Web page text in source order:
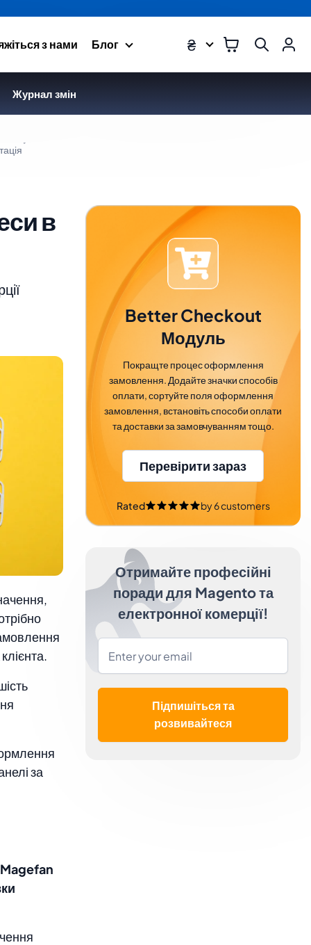
з нами Блог ₴
Журнал змін
в
за
Better Checkout
Модуль
Покращте процес оформлення
замовлення. Додайте значки способів
оплати, сортуйте поля оформлення
замовлення, встановіть способи оплати
та доставки за замовчуванням тощо.
Перевірити зараз
Rated by6customers
Отримайте професійні
поради для Magento та
електронної комерції!
Підпишіться та
розвивайтеся